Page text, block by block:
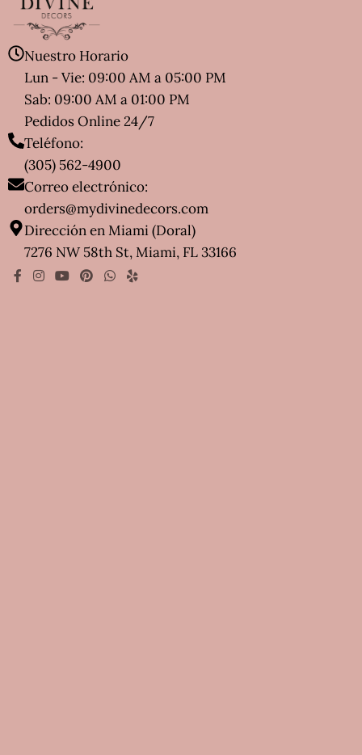
Nuestro Horario
Lun - Vie: 09:00 AM a 05:00 PM
Sab: 09:00 AM a 01:00 PM
Pedidos Online 24/7
Teléfono:
(305) 562-4900
Correo electrónico:
orders@mydivinedecors.com
Dirección en Miami (Doral)
7276 NW 58th St, Miami, FL 33166